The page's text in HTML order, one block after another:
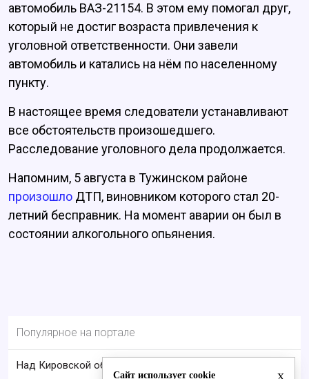
автомобиль ВАЗ-21154. В этом ему помогал друг,
который не достиг возраста привлечения к
уголовной ответственности. Они завели
автомобиль и катались на нём по населенному
пункту.
В настоящее время следователи устанавливают
все обстоятельств произошедшего.
Расследование уголовного дела продолжается.
Напомним, 5 августа в Тужинском районе
произошло ДТП, виновником которого стал 20-
летний бесправник. На момент аварии он был в
состоянии алкогольного опьянения.
Популярное на портале
Над Кировской областью сбили БПЛА
x
Сайт использует cookie